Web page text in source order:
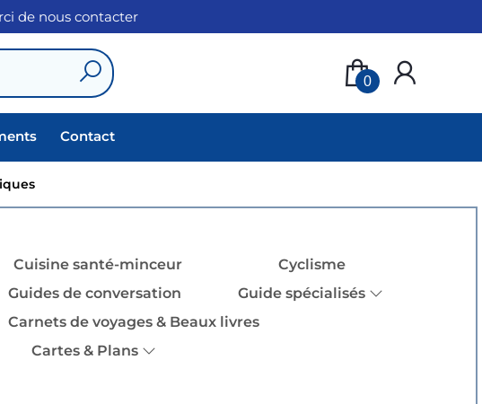
de nous contacter
0
Contact
Cuisine santé-minceur
Cyclisme
Guides de conversation
Guide spécialisés
Carnets de voyages & Beaux livres
Cartes & Plans